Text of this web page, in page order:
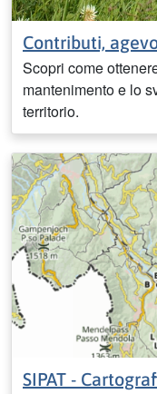
Contributi,
Scopri come
mantenimento e lo
territorio.
SIPAT -